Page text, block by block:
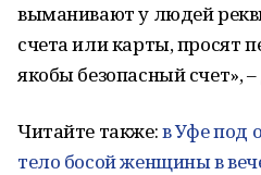
выманивают у людей
счета или карты, просят
якобы безопасный счет»,
Читайте также:в Уфе под
тело босой женщины в